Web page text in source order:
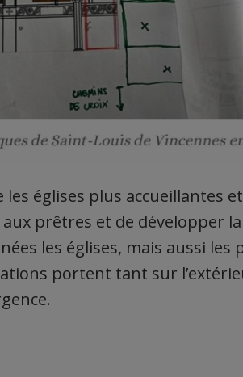
les églises plus accueillantes
prêtres et de développer
les églises, mais aussi les
portent tant sur